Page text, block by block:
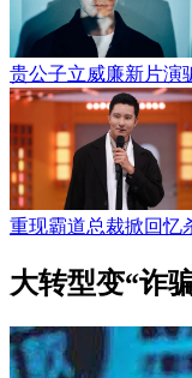
贵公子立威廉新片
重现霸道总裁掀回忆
大转型变“诈